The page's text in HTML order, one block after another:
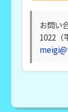
お問い
1022（